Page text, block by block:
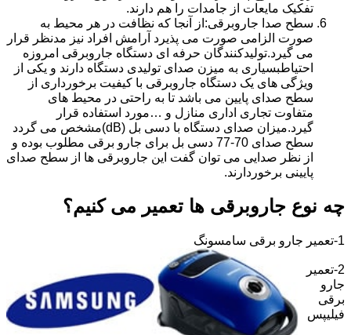
تفکیک مایعات از جامدات را هم دارند.
سطح صدا جاروبرقی:از آنجا که نظافت در هر محیط به
صورت الزامی صورت می پذیرد آرامش افراد نیز مدنظر قرار
می گیرد.تولیدکنندگان حرفه ای دستگاه جاروبرقی امروزه
احتیاطبسیاری به میزن صدای تولیدی دستگاه دارند و یکی از
ویژگی های یک دستگاه جاروبرقی با کیفیت برخورداری از
سطح صدای پایین می باشد تا به راحتی در محیط های
متفاوت تجاری اداری منازل و …مورد استفاده قرار
گیرد.میزان صدای دستگاه با دسی بل (dB)مشخص می گردد
سطح صدای 70-77 دسی بل برای جارو برقی مطلوب بوده و
از نظر صدایی می توان گفت این جاروبرقی ها از سطح صدای
پایینی برخوردارند.
چه نوع جاروبرقی ها تعمیر می کنیم؟
1-تعمیر جارو برقی سامسونگ
2-تعمیر
جارو
برقی
فیلیپس